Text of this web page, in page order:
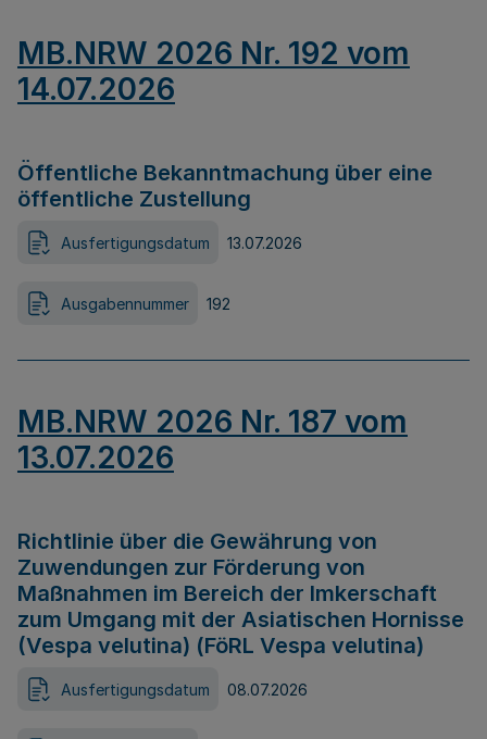
MB.NRW 2026 Nr. 192 vom
14.07.2026
Öffentliche Bekanntmachung über eine
öffentliche Zustellung
Ausfertigungsdatum 13.07.2026
Ausgabennummer 192
MB.NRW 2026 Nr. 187 vom
13.07.2026
Richtlinie über die Gewährung von
Zuwendungen zur Förderung von
Maßnahmen im Bereich der Imkerschaft
zum Umgang mit der Asiatischen Hornisse
(Vespa velutina) (FöRL Vespa velutina)
Ausfertigungsdatum 08.07.2026